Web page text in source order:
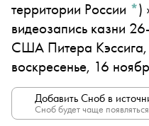
территории России *)
видеозапись казни
США Питера
воскресенье, 16
Добавить Сноб в
Сноб будет чаще